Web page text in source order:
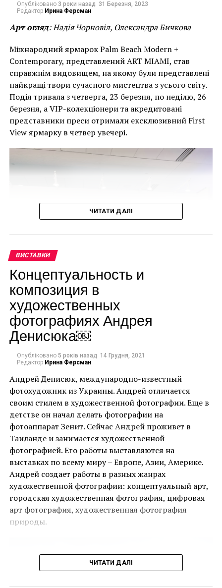
Маурицио Кателлан “Untitled” (2004)
Опубліковано 3 роки назад 31 Березня, 2023
Редактор Ирина Ферсман
Арт огляд: Надія Чорновіл, Олександра Бичкова
Міжнародний ярмарок Palm Beach Modern +
Contemporary, представлений ART MIAMI, став
справжнім видовищем, на якому були представлені
найкращі твори сучасного мистецтва з усього світу.
Подія тривала з четверга, 23 березня, по неділю, 26
березня, а VIP-колекціонери та акредитовані
представники преси отримали ексклюзивний First
View ярмарку в четвер увечері.
Ця подія, яку не можна пропустити, дала
можливість поціновувачам мистецтва придбати
деякі з найбільш інвестиційно привабливих творів
ще до того, як ярмарок відкрився для публіки.
Однією з найяскравіших подій ярмарку стала
виставка двадцяти чотирьох вибраних робіт
Руперта Гарсії, одного з найвідоміших художників-
чикано, представлених колекцією спадщини
директор і куратор музею, за підтримки Bourlet Art
ЧИТАТИ ДАЛІ
ВИСТАВКИ
Концептуальность и
композиция в
художественных
фотографиях Андрея
Денисюка￼
Опубліковано 5 років назад 14 Грудня, 2021
Редактор Ирина Ферсман
Андрей Денисюк, международно-известный
фотохудожник из Украины. Андрей отличается
своим стилем в художественной фотографии. Еще в
детстве он начал делать фотографии на
фотоаппарат Зенит. Сейчас Андрей проживет в
Таиланде и занимается художественной
фотографией. Его работы выставляются на
выставках по всему миру – Европе, Азии, Америке.
Андрей создает работы в разных жанрах
художественной фотографии: концептуальный арт,
городская художественная фотография, цифровая
арт фотография, художественная фотография
природы.
ЧИТАТИ ДАЛІ